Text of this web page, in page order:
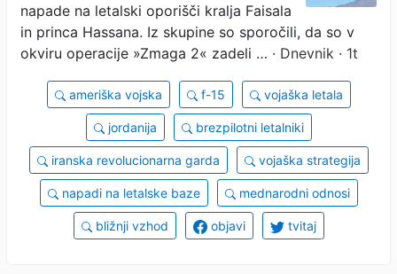
napade na letalski oporišči kralja Faisala
in princa Hassana. Iz skupine so sporočili, da so v
okviru operacije »Zmaga 2« zadeli … · Dnevnik · 1t
ameriška vojska f-15 vojaška letala
jordanija brezpilotni letalniki
iranska revolucionarna garda vojaška strategija
napadi na letalske baze mednarodni odnosi
bližnji vzhod objavi tvitaj